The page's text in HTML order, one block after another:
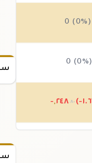
0 (0%)
0 (0%)
-,٢٤٨ .٨٠